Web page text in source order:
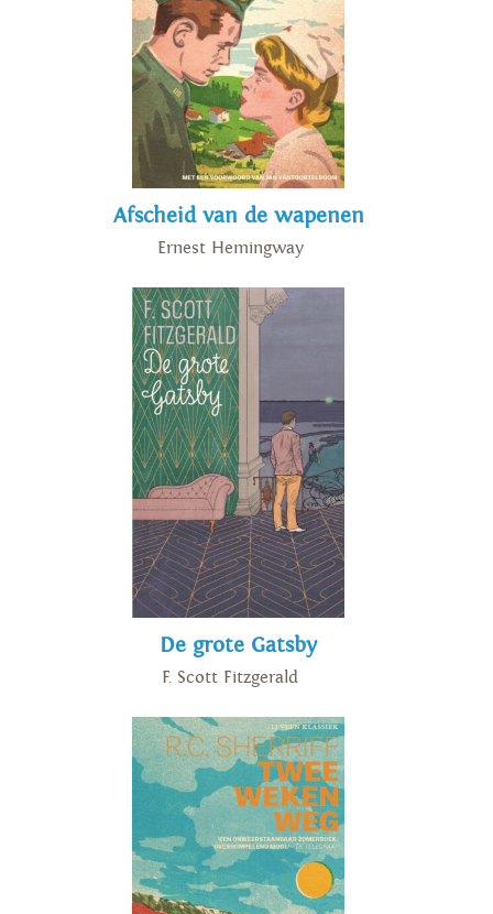
school had afgemaakt, werd
Dickens freelance verslaggever
voor de krant. Hij werkte
keihard en huwde Catherine
Hogarth in april 1836. Zijn eerste
feuilleton, The Pickwick Papers,
was zo'n succes dat er nog vele
zouden volgen. Dickens gaf ook
waren immens populair. Het
succes gaf Dickens eindelijk de
mogelijkheid om te reizen en hij
bezocht o.m. Italië, Zwitserland
en Frankrijk. Zijn huwelijk was
echter niet erg gelukkig en in
1858 besloten hij en zijn vrouw
dat het beter zou zijn als hun
wegen scheidden. Charles
Dickens werkte aan Edwin
Drood, toen hij getroffen werd
door een beroerte. Hij stierf de
Westminster Abbey, Londen.
Afscheid van de wapenen
Ernest Hemingway
De grote Gatsby
F. Scott Fitzgerald